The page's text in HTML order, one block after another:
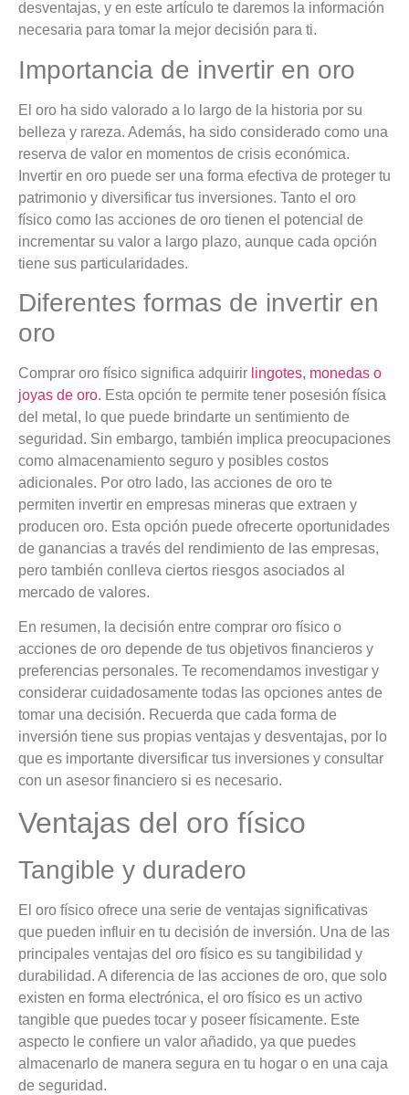
desventajas, y en este artículo te daremos la información
necesaria para tomar la mejor decisión para ti.
Importancia de invertir en oro
El oro ha sido valorado a lo largo de la historia por su
belleza y rareza. Además, ha sido considerado como una
reserva de valor en momentos de crisis económica.
Invertir en oro puede ser una forma efectiva de proteger tu
patrimonio y diversificar tus inversiones. Tanto el oro
físico como las acciones de oro tienen el potencial de
incrementar su valor a largo plazo, aunque cada opción
tiene sus particularidades.
Diferentes formas de invertir en
oro
Comprar oro físico significa adquirir lingotes, monedas o
joyas de oro. Esta opción te permite tener posesión física
del metal, lo que puede brindarte un sentimiento de
seguridad. Sin embargo, también implica preocupaciones
como almacenamiento seguro y posibles costos
adicionales. Por otro lado, las acciones de oro te
permiten invertir en empresas mineras que extraen y
producen oro. Esta opción puede ofrecerte oportunidades
de ganancias a través del rendimiento de las empresas,
pero también conlleva ciertos riesgos asociados al
mercado de valores.
En resumen, la decisión entre comprar oro físico o
acciones de oro depende de tus objetivos financieros y
preferencias personales. Te recomendamos investigar y
considerar cuidadosamente todas las opciones antes de
tomar una decisión. Recuerda que cada forma de
inversión tiene sus propias ventajas y desventajas, por lo
que es importante diversificar tus inversiones y consultar
con un asesor financiero si es necesario.
Ventajas del oro físico
Tangible y duradero
El oro físico ofrece una serie de ventajas significativas
que pueden influir en tu decisión de inversión. Una de las
principales ventajas del oro físico es su tangibilidad y
durabilidad. A diferencia de las acciones de oro, que solo
existen en forma electrónica, el oro físico es un activo
tangible que puedes tocar y poseer físicamente. Este
aspecto le confiere un valor añadido, ya que puedes
almacenarlo de manera segura en tu hogar o en una caja
de seguridad.